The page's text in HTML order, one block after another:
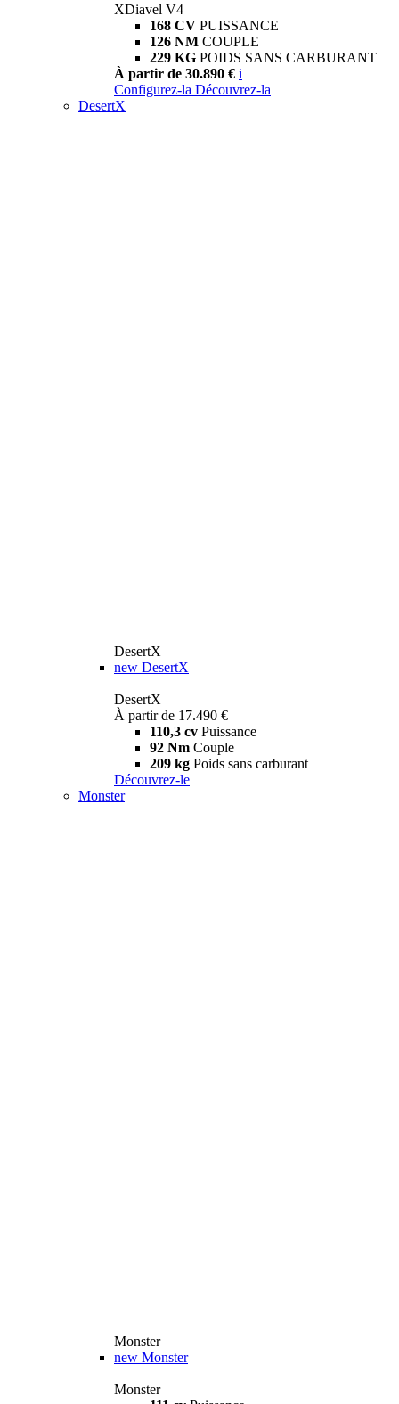
XDiavel V4
168 CV PUISSANCE
126 NM COUPLE
229 KG POIDS SANS CARBURANT
À partir de 30.890 € i
Configurez-la Découvrez-la
DesertX
DesertX
new DesertX
DesertX
À partir de 17.490 €
110,3 cv Puissance
92 Nm Couple
209 kg Poids sans carburant
Découvrez-le
Monster
Monster
new Monster
Monster